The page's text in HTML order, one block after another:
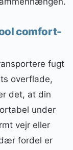
comfort-
fugt
overflade,
det, at din
under
vejr eller
fordel er